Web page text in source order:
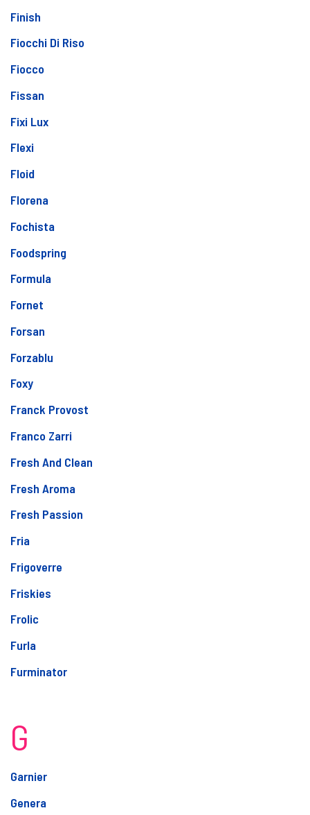
Finish
Fiocchi Di Riso
Fiocco
Fissan
Fixi Lux
Flexi
Floid
Florena
Fochista
Foodspring
Formula
Fornet
Forsan
Forzablu
Foxy
Franck Provost
Franco Zarri
Fresh And Clean
Fresh Aroma
Fresh Passion
Fria
Frigoverre
Friskies
Frolic
Furla
Furminator
G
Garnier
Genera